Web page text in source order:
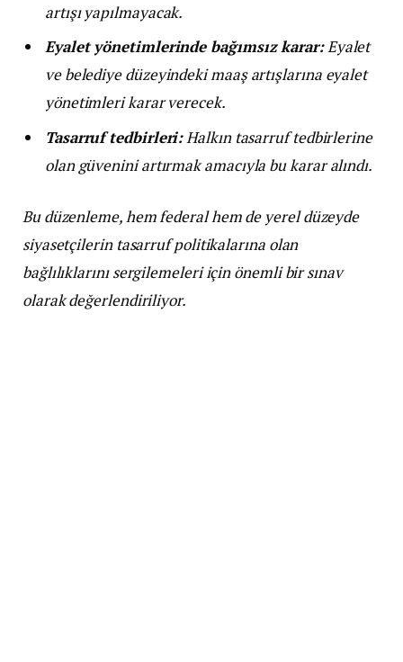
artışı yapılmayacak.
Eyalet yönetimlerinde bağımsız karar:Eyalet
ve belediye düzeyindeki maaş artışlarına eyalet
yönetimleri karar verecek.
Tasarruf tedbirleri:Halkın tasarruf tedbirlerine
olan güvenini artırmak amacıyla bu karar alındı.
Bu düzenleme, hem federal hem de yerel düzeyde
siyasetçilerin tasarruf politikalarına olan
bağlılıklarını sergilemeleri için önemli bir sınav
olarak değerlendiriliyor.